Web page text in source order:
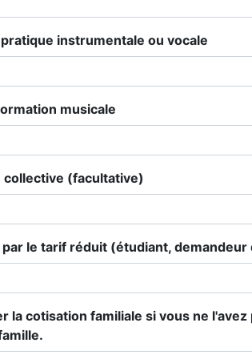
instrumentale ou vocale
musicale
collective (facultative)
le tarif réduit (étudiant, demandeur
la cotisation familiale si vous ne